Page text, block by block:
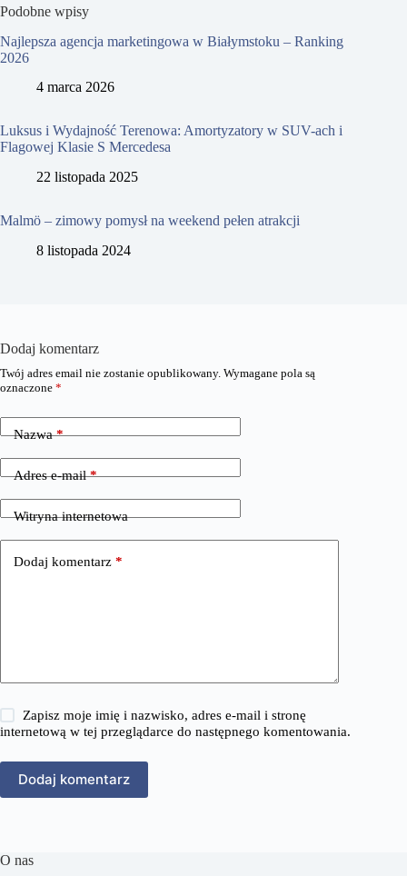
Podobne wpisy
Najlepsza agencja marketingowa w Białymstoku – Ranking
2026
4 marca 2026
Luksus i Wydajność Terenowa: Amortyzatory w SUV-ach i
Flagowej Klasie S Mercedesa
22 listopada 2025
Malmö – zimowy pomysł na weekend pełen atrakcji
8 listopada 2024
Dodaj komentarz
Twój adres email nie zostanie opublikowany. Wymagane pola są
oznaczone *
Nazwa*
Adres e-mail*
Witryna internetowa
Dodaj komentarz *
Zapisz moje imię i nazwisko, adres e-mail i stronę
internetową w tej przeglądarce do następnego komentowania.
Dodaj komentarz
O nas